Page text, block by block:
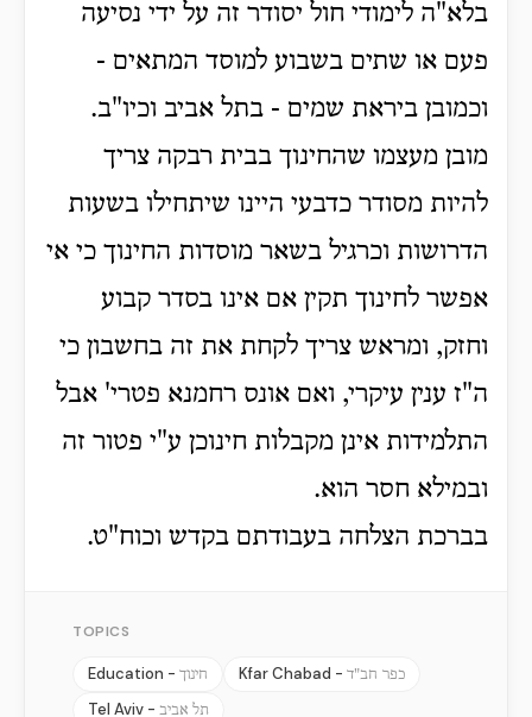
בלא"ה לימודי חול יסודר זה על ידי נסיעה
פעם או שתים בשבוע למוסד המתאים -
וכמובן ביראת שמים - בתל אביב וכיו"ב.
מובן מעצמו שהחינוך בבית רבקה צריך
להיות מסודר כדבעי היינו שיתחילו בשעות
הדרושות וכרגיל בשאר מוסדות החינוך כי אי
אפשר לחינוך תקין אם אינו בסדר קבוע
וחזק, ומראש צריך לקחת את זה בחשבון כי
ה"ז ענין עיקרי, ואם אונס רחמנא פטרי' אבל
התלמידות אינן מקבלות חינוכן ע"י פטור זה
ובמילא חסר הוא.
בברכת הצלחה בעבודתם בקדש וכוח"ט.
TOPICS
Education - חינוך Kfar Chabad - כפר חב"ד
Tel Aviv - תל אביב